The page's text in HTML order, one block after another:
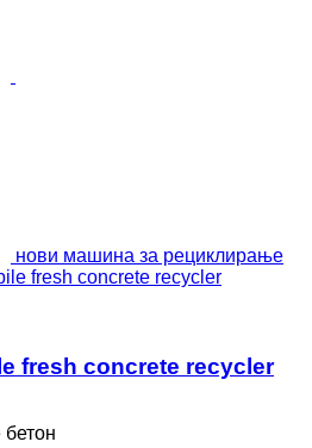
нови машина за рециклирање
fresh concrete recycler
fresh concrete recycler